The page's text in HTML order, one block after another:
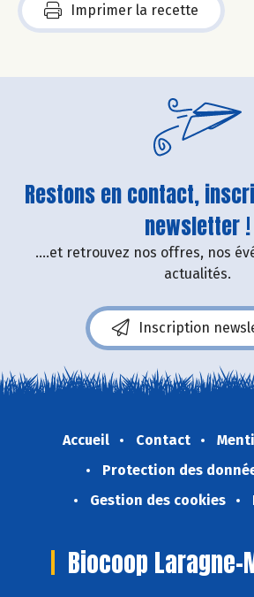
Imprimer la recette
Restons en contact,
newsletter !
....et retrouvez nos offres, nos
actualités.
Inscription
Accueil Contact
Protection des
Gestion des cookies
Biocoop